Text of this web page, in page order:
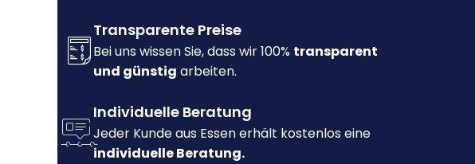
Transparente Preise
Bei uns wissen Sie, dass wir 100% transparent
und günstig arbeiten.
Individuelle Beratung
Jeder Kunde aus Essen erhält kostenlos eine
individuelle Beratung.